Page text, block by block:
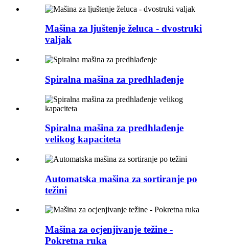
Mašina za ljuštenje želuca - dvostruki
valjak
Spiralna mašina za predhlađenje
Spiralna mašina za predhlađenje
velikog kapaciteta
Automatska mašina za sortiranje po
težini
Mašina za ocjenjivanje težine -
Pokretna ruka